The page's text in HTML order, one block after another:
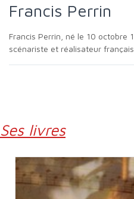
Francis Perrin
Francis Perrin, né le 10 octobre 1947 à Versailles, est un acteur,
scénariste et réalisateur français.
Ses livres